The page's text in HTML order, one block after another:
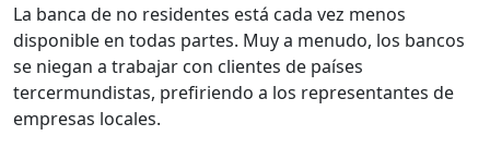
La banca de no residentes está cada vez menos
disponible en todas partes. Muy a menudo, los bancos
se niegan a trabajar con clientes de países
tercermundistas, prefiriendo a los representantes de
empresas locales.